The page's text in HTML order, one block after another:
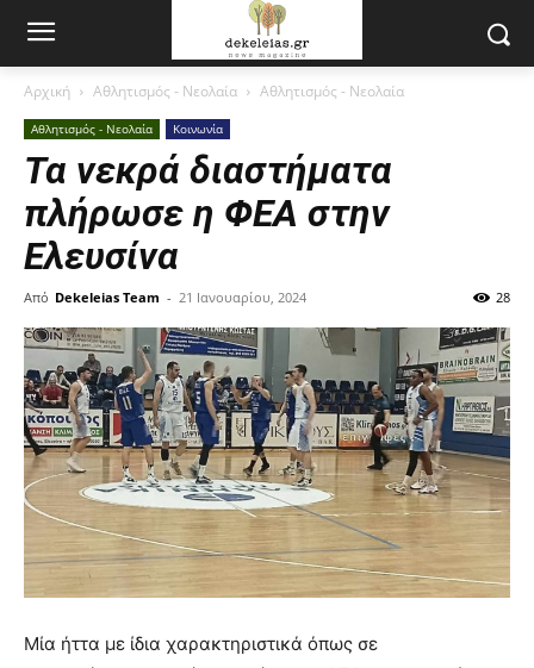
Αρχική Αθλητισμός - Νεολαία Αθλητισμός - Νεολαία
Αθλητισμός - Νεολαία Κοινωνία
Τα νεκρά διαστήματα
πλήρωσε η ΦΕΑ στην
Ελευσίνα
Από Dekeleias Team - 21 Ιανουαρίου, 2024 28
Μία ήττα με ίδια χαρακτηριστικά όπως σε